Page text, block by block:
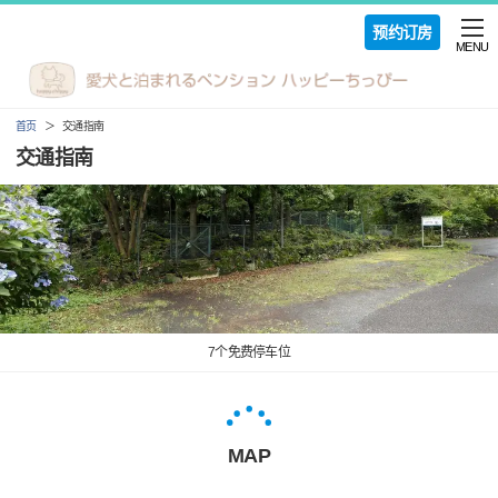
预约订房
MENU
首页 交通指南
交通指南
7个免费停车位
MAP